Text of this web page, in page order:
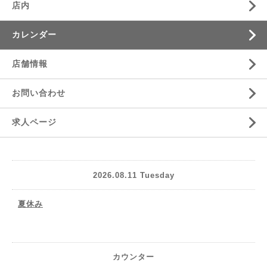
店内
カレンダー
店舗情報
お問い合わせ
求人ページ
2026.08.11 Tuesday
夏休み
カウンター